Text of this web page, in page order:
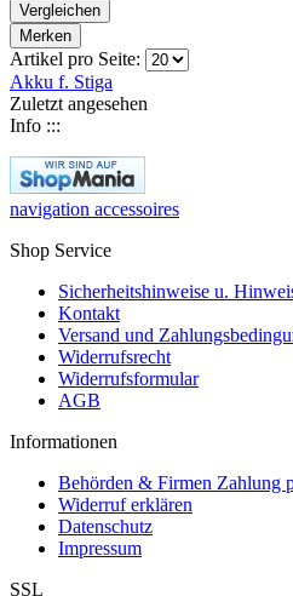
Vergleichen
Merken
Artikel pro Seite:
Akku f. Stiga
Zuletzt angesehen
Info :::
navigation accessoires
Shop Service
Sicherheitshinweise u.
Kontakt
Versand und
Widerrufsrecht
Widerrufsformular
AGB
Informationen
Behörden & Firmen Zahlung
Widerruf erklären
Datenschutz
Impressum
SSL